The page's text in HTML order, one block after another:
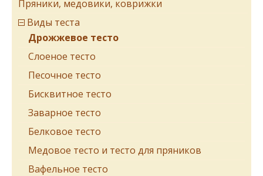
Пряники, медовики, коврижки
Виды теста
Дрожжевое тесто
Cлоеное тесто
Песочное тесто
Бисквитное тесто
Заварное тесто
Белковое тесто
Медовое тесто и тесто для пряников
Вафельное тесто